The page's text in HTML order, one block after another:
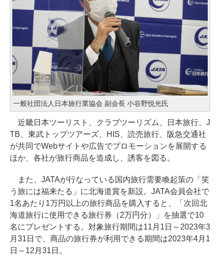
一般社団法人日本旅行業協会 副会長 小谷野悦光氏
近畿日本ツーリスト、クラブツーリズム、日本旅行、J
TB、東武トップツアーズ、HIS、読売旅行、阪急交通社
が共同でWebサイトや広告でプロモーションを展開する
ほか、各社が旅行商品を造成し、誘客を図る。
また、JATAが行なっている国内旅行需要喚起策の「笑
う旅には福来たる」に北海道賞を新設。JATA会員会社で
1名あたり1万円以上の旅行商品を購入すると、「次回北
海道旅行に使用できる旅行券（2万円分）」を抽選で10
名にプレゼントする。対象旅行期間は11月1日～2023年3
月31日で、商品の旅行券が利用できる期間は2023年4月1
日～12月31日。